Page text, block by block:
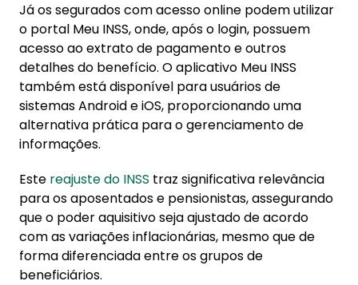
Já os segurados com acesso online podem utilizar
o portal Meu INSS, onde, após o login, possuem
acesso ao extrato de pagamento e outros
detalhes do benefício. O aplicativo Meu INSS
também está disponível para usuários de
sistemas Android e iOS, proporcionando uma
alternativa prática para o gerenciamento de
informações.
Este reajuste do INSS traz significativa relevância
para os aposentados e pensionistas, assegurando
que o poder aquisitivo seja ajustado de acordo
com as variações inflacionárias, mesmo que de
forma diferenciada entre os grupos de
beneficiários.